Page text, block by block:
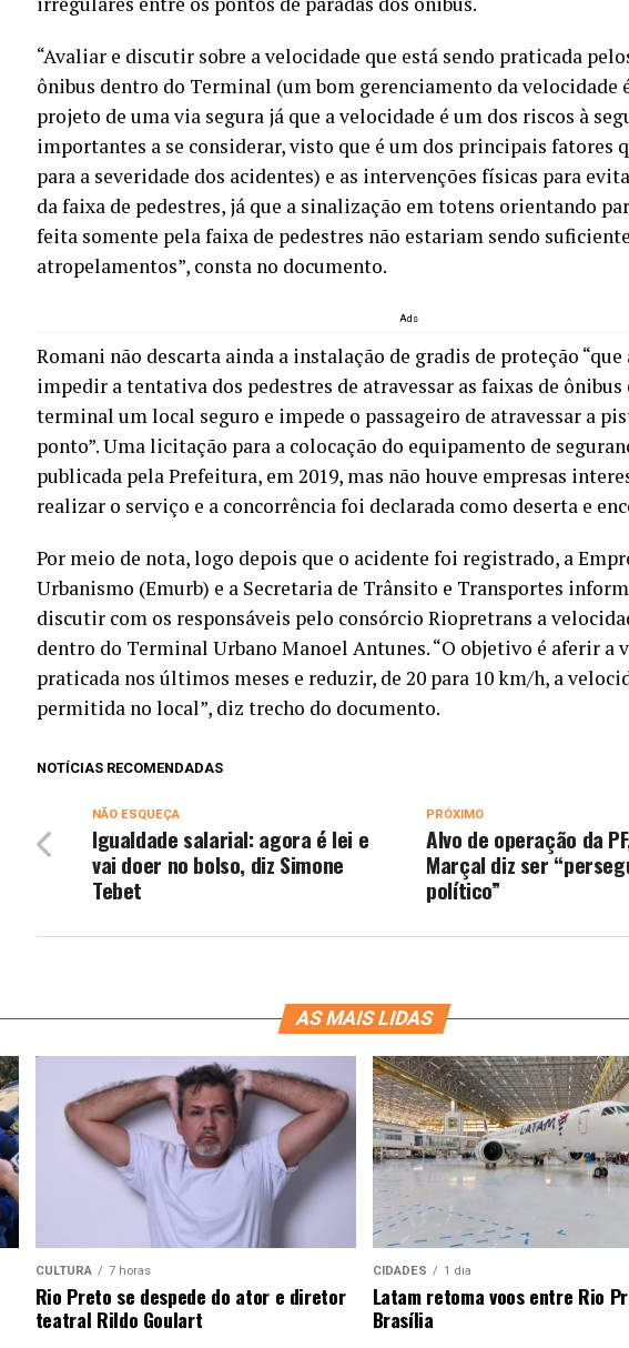
“Avaliar e discutir sobre a velocidade que está sendo praticada
ônibus dentro do Terminal (um bom gerenciamento da velocidade
projeto de uma via segura já que a velocidade é um dos riscos à
importantes a se considerar, visto que é um dos principais fatores
para a severidade dos acidentes) e as intervenções físicas para
da faixa de pedestres, já que a sinalização em totens orientando
feita somente pela faixa de pedestres não estariam sendo
atropelamentos”, consta no documento.
Ads
Romani não descarta ainda a instalação de gradis de proteção “que
impedir a tentativa dos pedestres de atravessar as faixas de ônibus
terminal um local seguro e impede o passageiro de atravessar a
ponto”. Uma licitação para a colocação do equipamento de
publicada pela Prefeitura, em 2019, mas não houve empresas
realizar o serviço e a concorrência foi declarada como deserta e
Por meio de nota, logo depois que o acidente foi registrado, a
Urbanismo (Emurb) e a Secretaria de Trânsito e Transportes
discutir com os responsáveis pelo consórcio Riopretrans a
dentro do Terminal Urbano Manoel Antunes. “O objetivo é aferir a
praticada nos últimos meses e reduzir, de 20 para 10 km/h, a
permitida no local”, diz trecho do documento.
NOTÍCIAS RECOMENDADAS
PRÓXIMO
Alvo de operação da
Marçal diz ser
político”
NÃO ESQUEÇA
Igualdade salarial: agora é lei e
vai doer no bolso, diz Simone
Tebet
AS MAIS LIDAS
CULTURA 7 horas
Rio Preto se despede do ator e diretor
teatral Rildo Goulart
CIDADES 1 dia
Latam retoma voos entre Rio
Brasília